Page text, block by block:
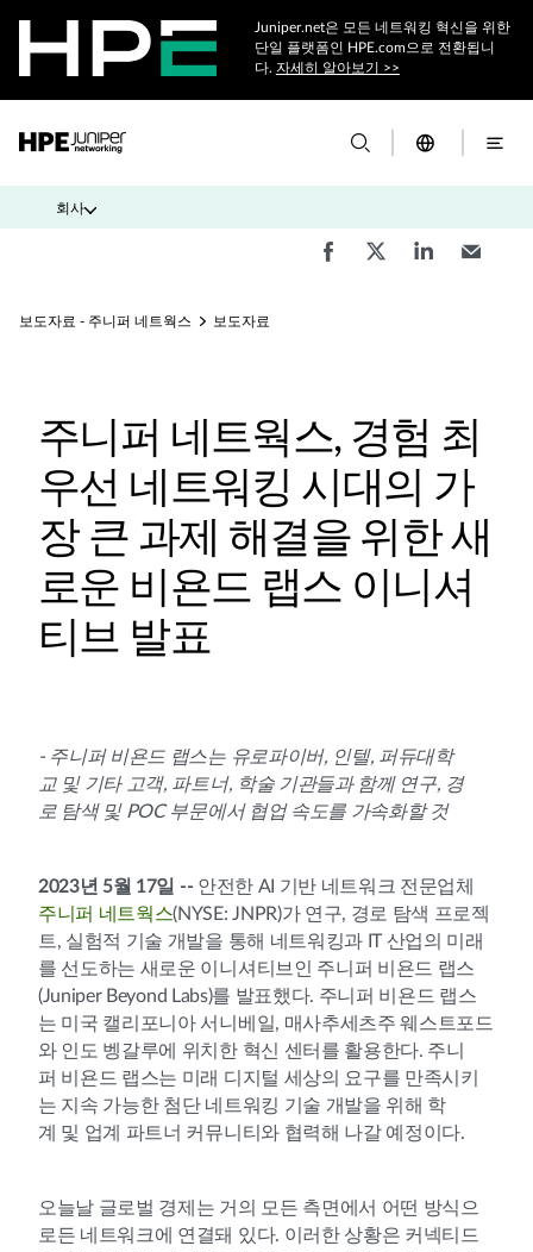
Juniper.net은 모든 네트워킹 혁신을 위한
단일 플랫폼인 HPE.com으로 전환됩니
다. 자세히 알아보기 >>
회사
보도자료 - 주니퍼 네트웍스 보도자료
주니퍼 네트웍스, 경험 최
우선 네트워킹 시대의 가
장 큰 과제 해결을 위한 새
로운 비욘드 랩스 이니셔
티브 발표
- 주니퍼 비욘드 랩스는 유로파이버, 인텔, 퍼듀대학
교 및 기타 고객, 파트너, 학술 기관들과 함께 연구, 경
로 탐색 및 POC 부문에서 협업 속도를 가속화할 것
2023년 5월 17일 -- 안전한 AI 기반 네트워크 전문업체
주니퍼 네트웍스(NYSE: JNPR)가 연구, 경로 탐색 프로젝
트, 실험적 기술 개발을 통해 네트워킹과 IT 산업의 미래
를 선도하는 새로운 이니셔티브인 주니퍼 비욘드 랩스
(Juniper Beyond Labs)를 발표했다. 주니퍼 비욘드 랩스
는 미국 캘리포니아 서니베일, 매사추세츠주 웨스트포드
와 인도 벵갈루에 위치한 혁신 센터를 활용한다. 주니
퍼 비욘드 랩스는 미래 디지털 세상의 요구를 만족시키
는 지속 가능한 첨단 네트워킹 기술 개발을 위해 학
계 및 업계 파트너 커뮤니티와 협력해 나갈 예정이다.
오늘날 글로벌 경제는 거의 모든 측면에서 어떤 방식으
로든 네트워크에 연결돼 있다. 이러한 상황은 커넥티드